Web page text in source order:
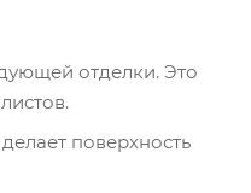
отделки. Это
поверхность